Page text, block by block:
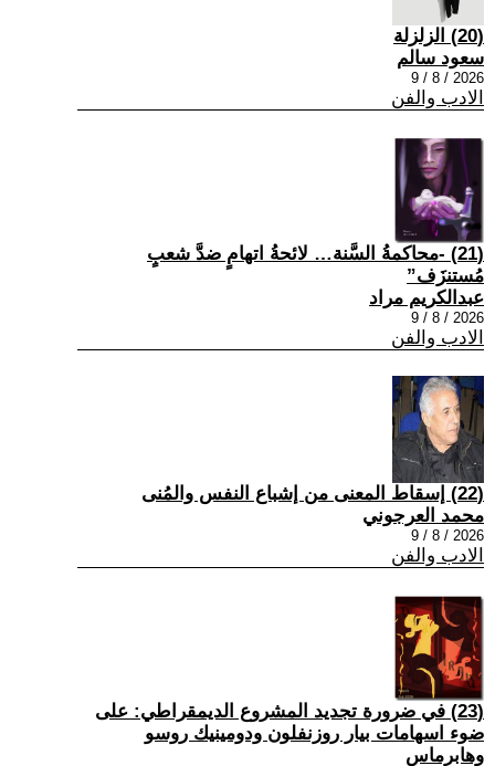
(20) الزلزلة
سعود سالم
2026 / 8 / 9
الادب والفن
(21) -محاكمةُ السَّنة… لائحةُ اتهامٍ ضدَّ شعبٍ
مُستنزَف”
عبدالكريم مراد
2026 / 8 / 9
الادب والفن
(22) إسقاط المعنى من إشباع النفس والمُنى
محمد العرجوني
2026 / 8 / 9
الادب والفن
(23) في ضرورة تجديد المشروع الديمقراطي: على
ضوء اسهامات بيار روزنفلون ودومينيك روسو
وهابرماس